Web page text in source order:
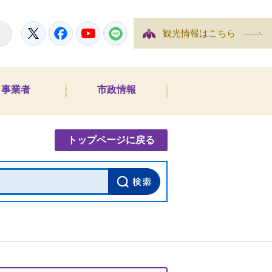
TwitterFacebookYouTubeLINE 観光情報はこちら
事業者 市政情報
トップページに戻る